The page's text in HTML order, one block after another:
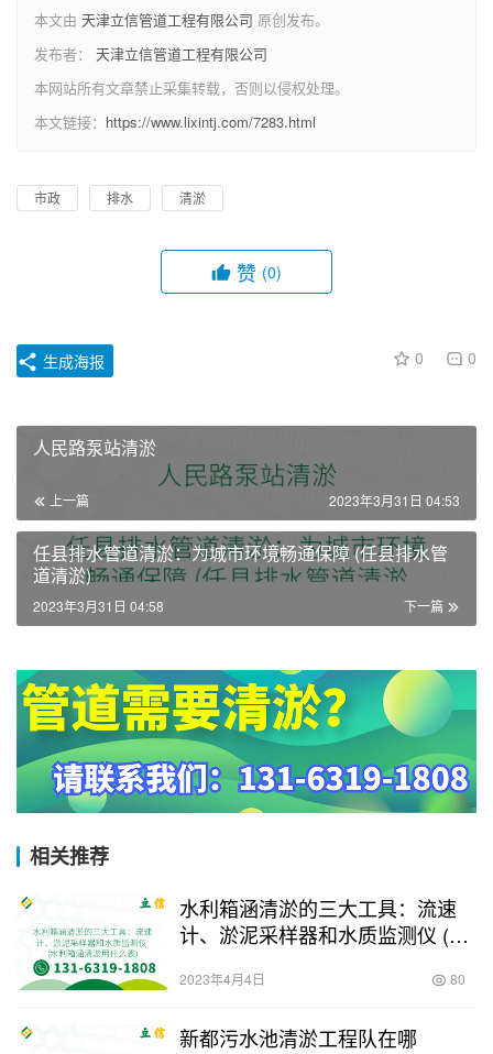
本文由 天津立信管道工程有限公司 原创发布。
发布者： 天津立信管道工程有限公司
本网站所有文章禁止采集转载，否则以侵权处理。
本文链接： https://www.lixintj.com/7283.html
市政 排水 清淤
赞 (0)
0 0
生成海报
人民路泵站清淤
上一篇 2023年3月31日 04:53
任县排水管道清淤：为城市环境畅通保障 (任县排水管
道清淤)
下一篇
2023年3月31日 04:58
相关推荐
水利箱涵清淤的三大工具：流速
计、淤泥采样器和水质监测仪 (水
2023年4月4日 80
新都污水池清淤工程队在哪